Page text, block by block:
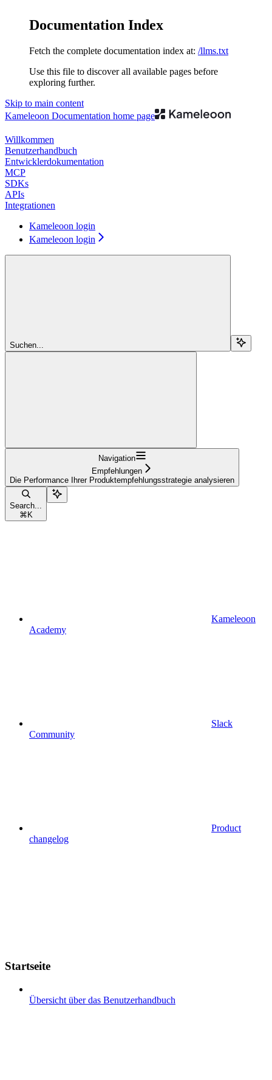
Documentation Index
Fetch the complete documentation index at: /llms.txt
Use this file to discover all available pages before
exploring further.
Skip to main content
Kameleoon Documentation home page
Willkommen
Benutzerhandbuch
Entwicklerdokumentation
MCP
SDKs
APIs
Integrationen
Kameleoon login
Kameleoon login
Suchen...
Navigation
Empfehlungen
Die Performance Ihrer Produktempfehlungsstrategie analysieren
Search...
⌘ K
Kameleoon
Academy
Slack
Community
Product
changelog
Startseite
Übersicht über das Benutzerhandbuch